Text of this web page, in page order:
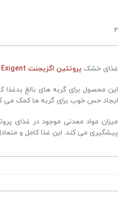
2
غذای خشک پروتئین اگزیجنت Protein Exigent
ایجاد حس خوب برای گربه ها کمک می
میزان مواد معدنی موجود در غذای
پیشگیری می کند. این غذا کامل و